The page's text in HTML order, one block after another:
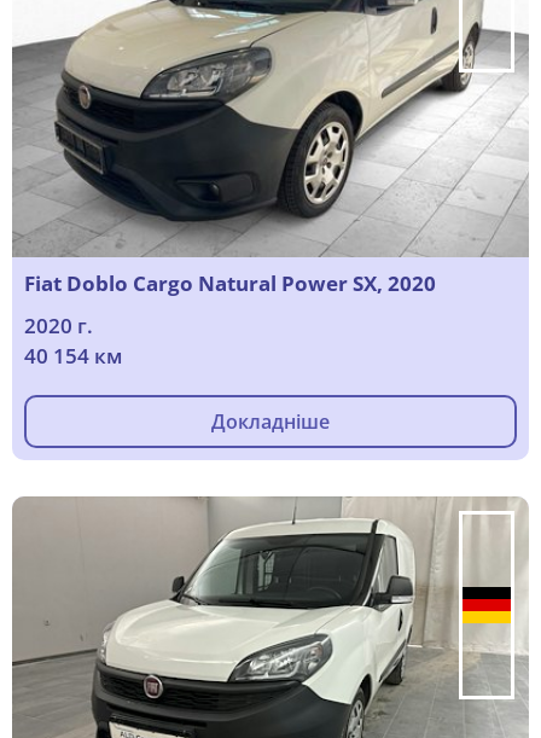
Fiat Doblo Cargo Natural Power SX, 2020
2020 г.
40 154 км
Докладніше